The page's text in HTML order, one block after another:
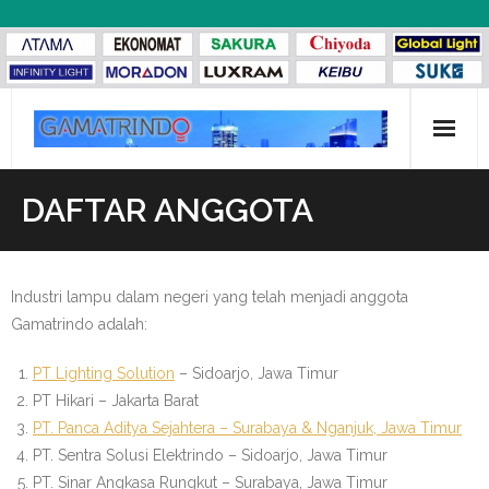
Skip
to
Tentang Kami
- Visi dan Misi
- Struktur Organisasi
DAFTAR ANGGOTA
Industri lampu dalam negeri yang telah menjadi anggota
Gamatrindo adalah:
PT Lighting Solution – Sidoarjo, Jawa Timur
PT Hikari – Jakarta Barat
PT. Panca Aditya Sejahtera – Surabaya & Nganjuk, Jawa Timur
PT. Sentra Solusi Elektrindo – Sidoarjo, Jawa Timur
PT. Sinar Angkasa Rungkut – Surabaya, Jawa Timur